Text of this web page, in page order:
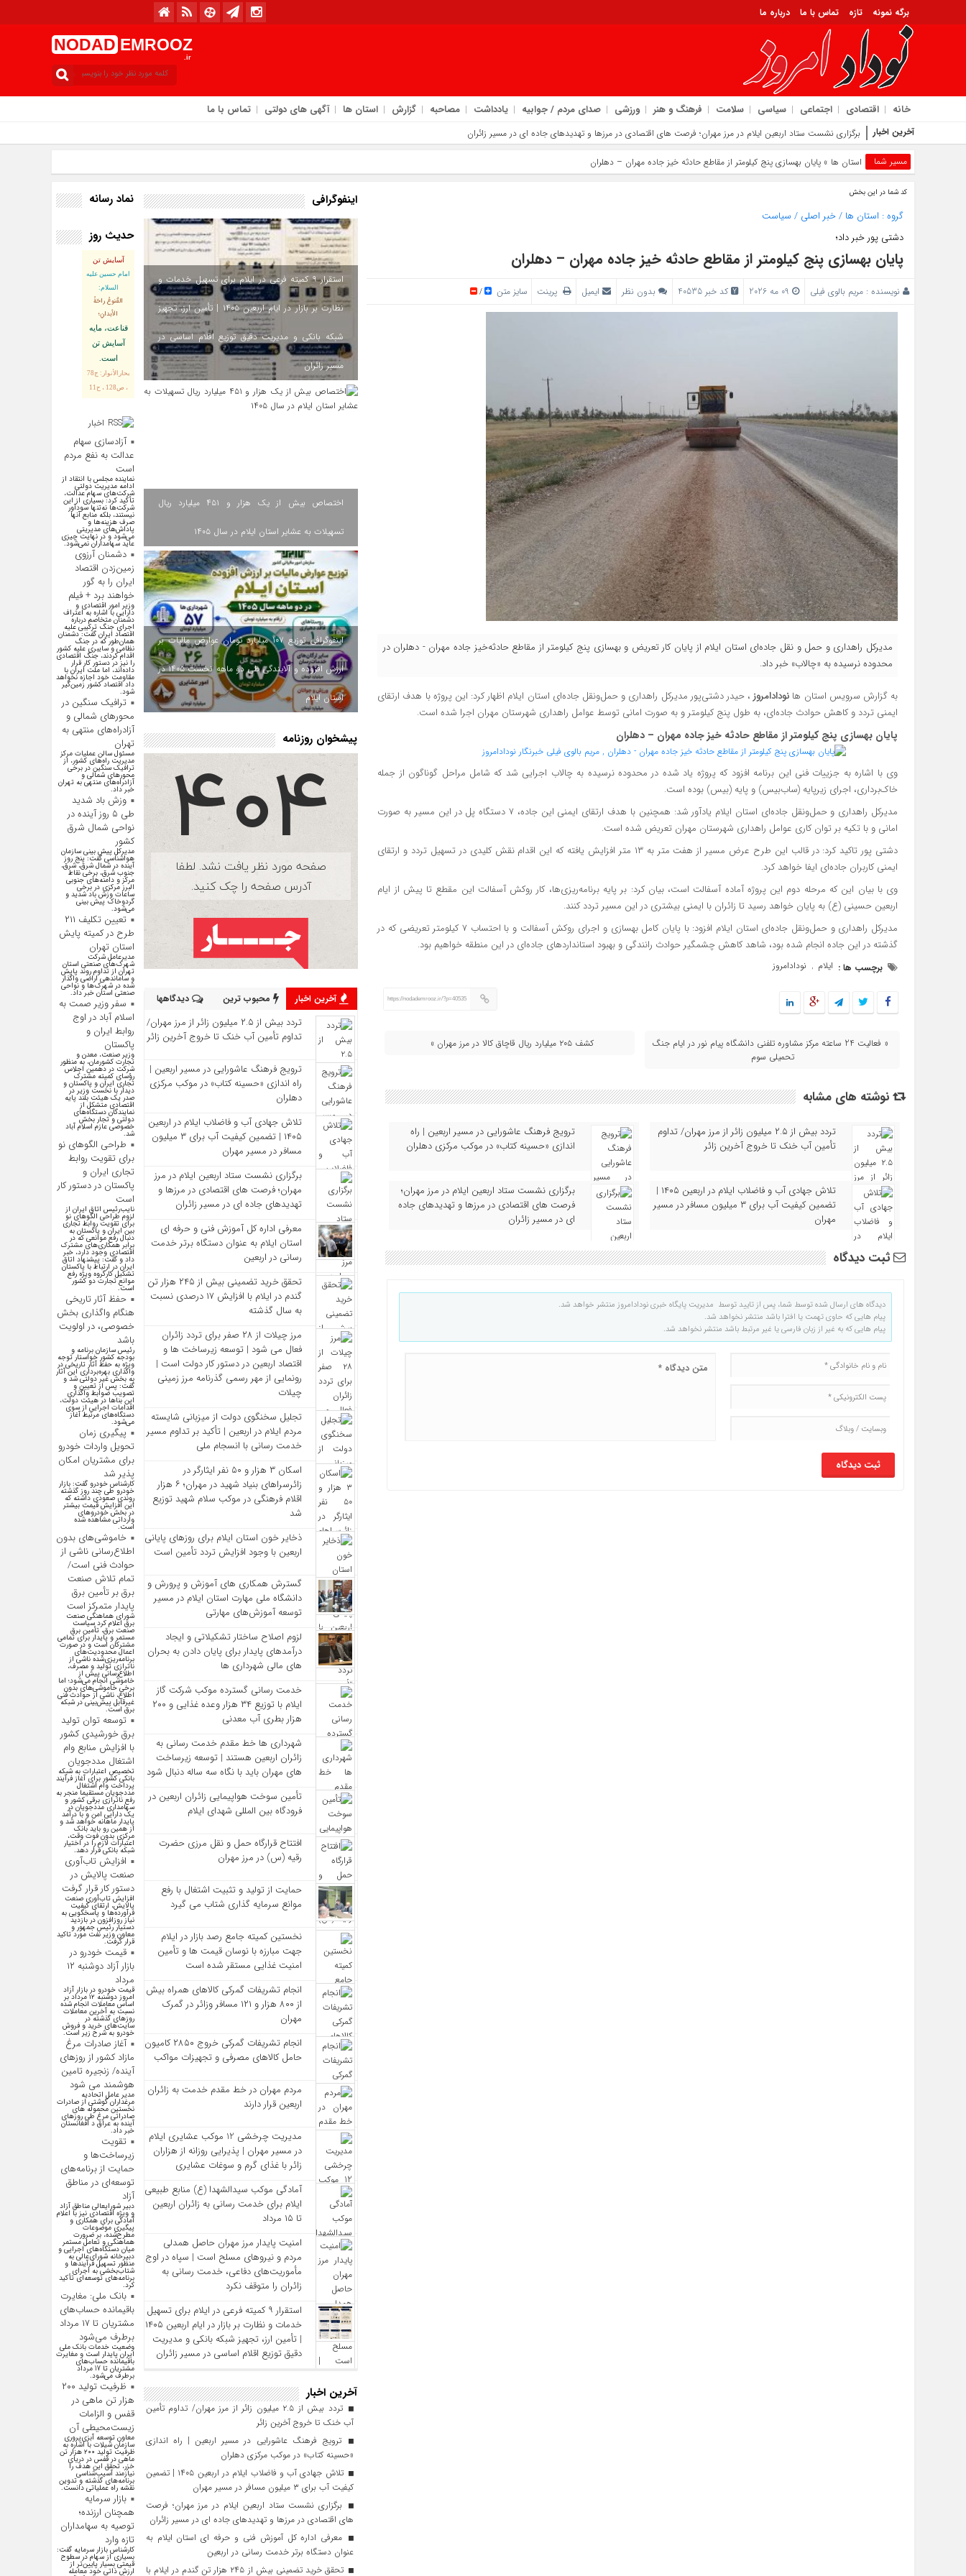
برگه نمونه تازه تماس با ما درباره ما
NODAD EMROOZ
.ir
خانه اقتصادی اجتماعی سیاسی سلامت فرهنگ و هنر ورزشی صدای مردم / جوابیه یادداشت مصاحبه گزارش استان ها آگهی های دولتی تماس با ما
آخرین اخبار معرفی اداره ک
مسیر شما استان ها » پایان بهسازی پنج کیلومتر از مقاطع حادثه‌ خیز جاده مهران – دهلران
کد شما در این بخش
گروه : استان ها /خبر اصلی / سیاست
دشتی پور خبر داد؛
پایان بهسازی پنج کیلومتر از مقاطع حادثه‌ خیز جاده مهران – دهلران
نویسنده : مریم بالوی فیلی کد خبر 40535 بدون نظر ایمیل پرینت سایز متن /
مدیرکل راهداری و حمل‌ و نقل جاده‌ای استان ایلام از پایان کار تعریض و بهسازی پنج کیلومتر از مقاطع حادثه‌خیز جاده مهران - دهلران در
محدوده نرسیده به «چالاب» خبر داد.
به گزارش سرویس استان ها نودادامروز، حیدر دشتی‌پور مدیرکل راهداری و حمل‌ونقل جاده‌ای استان ایلام اظهار کرد: این پروژه با هدف ارتقای
ایمنی تردد و کاهش حوادث جاده‌ای، به طول پنج کیلومتر و به صورت امانی توسط عوامل راهداری شهرستان مهران اجرا شده است.
پایان بهسازی پنج کیلومتر از مقاطع حادثه‌ خیز جاده مهران – دهلران
وی با اشاره به جزییات فنی این برنامه افزود که پروژه یاد شده در محدوده نرسیده به چالاب اجرایی شد که شامل مراحل گوناگون از جمله
خاک‌برداری، اجرای زیرپایه (ساب‌بیس) و پایه (بیس) بوده است.
مدیرکل راهداری و حمل‌ونقل جاده‌ای استان ایلام یادآور شد: همچنین با هدف ارتقای ایمنی این جاده، ۷ دستگاه پل در این مسیر به‌ صورت
امانی و با تکیه بر توان کاری عوامل راهداری شهرستان مهران تعریض شده است.
دشتی پور تاکید کرد: در قالب این طرح عرض مسیر از هفت متر به ۱۳ متر افزایش یافته که این اقدام نقش کلیدی در تسهیل تردد و ارتقای
ایمنی کاربران جاده‌ای ایفا خواهد کرد.
وی با بیان این که مرحله دوم این پروژه آماده آسفالت است، بیان کرد: بر پایه برنامه‌ریزی‌ها، کار روکش آسفالت این مقطع تا پیش از ایام
اربعین حسینی (ع) به پایان خواهد رسید تا زائران با ایمنی بیشتری در این مسیر تردد کنند.
مدیرکل راهداری و حمل‌ونقل جاده‌ای استان ایلام افزود: با پایان کامل بهسازی و اجرای روکش آسفالت و با احتساب ۷ کیلومتر تعریضی که در
گذشته در این جاده انجام شده بود، شاهد کاهش چشمگیر حوادث رانندگی و بهبود استانداردهای جاده‌ای در این منطقه خواهیم بود.
برچسب ها : ایلام , نودادامروز
https://nodademrooz.ir/?p=40535
« فعالیت 24 ساعته مرکز مشاوره تلفنی دانشگاه پیام نور در ایام جنگ
تحمیلی سوم
کشف ۲۰۵ میلیارد ریال قاچاق کالا در مرز مهران »
نوشته های مشابه
تردد بیش از ۲.۵ میلیون زائر از مرز مهران/ تداوم
تأمین آب خنک تا خروج آخرین زائر
ترویج فرهنگ عاشورایی در مسیر اربعین | راه‌
اندازی «حسینه کتاب» در موکب مرکزی دهلران
تلاش جهادی آب و فاضلاب ایلام در اربعین ۱۴۰۵ |
تضمین کیفیت آب برای ۳ میلیون مسافر در مسیر
مهران
برگزاری نشست ستاد اربعین ایلام در مرز مهران؛
فرصت‌ های اقتصادی در مرزها و تهدیدهای جاده‌
ای در مسیر زائران
ثبت دیدگاه
دیدگاه های ارسال شده توسط شما، پس از تایید توسط مدیریت پایگاه خبری نودادامروز منتشر خواهد شد.
پیام هایی که حاوی تهمت یا افترا باشد منتشر نخواهد شد.
پیام هایی که به غیر از زبان فارسی یا غیر مرتبط باشد منتشر نخواهد شد.
اینفوگرافی
استقرار ۹ کمیته فرعی در ایلام برای تسهیل خدمات و
نظارت بر بازار در ایام اربعین ۱۴۰۵ | تأمین ارز، تجهیز
شبکه بانکی و مدیریت دقیق توزیع اقلام اساسی در
مسیر زائران
اختصاص بیش از یک هزار و ۴۵۱ میلیارد ریال
تسهیلات به عشایر استان ایلام در سال ۱۴۰۵
اینفوگرافی توزیع ۱۰۷ میلیارد تومان عوارض مالیات بر
ارزش افزوده و آلایندگی طی دو ماهه نخست ۱۴۰۵ در
استان ایلام
پیشخوان روزنامه
آخرین اخبار محبوب ترین دیدگاهها
تردد بیش از ۲.۵ میلیون زائر از مرز مهران/
تداوم تأمین آب خنک تا خروج آخرین زائر
ترویج فرهنگ عاشورایی در مسیر اربعین |
راه‌ اندازی «حسینه کتاب» در موکب مرکزی
دهلران
تلاش جهادی آب و فاضلاب ایلام در اربعین
۱۴۰۵ | تضمین کیفیت آب برای ۳ میلیون
مسافر در مسیر مهران
برگزاری نشست ستاد اربعین ایلام در مرز
مهران؛ فرصت‌ های اقتصادی در مرزها و
تهدیدهای جاده‌ ای در مسیر زائران
معرفی اداره کل آموزش فنی و حرفه‌ ای
استان ایلام به‌ عنوان دستگاه برتر خدمت‌
رسانی در اربعین
تحقق خرید تضمینی بیش از ۲۴۵ هزار تن
گندم در ایلام با افزایش ۱۷ درصدی نسبت
به سال گذشته
مرز چیلات از ۲۸ صفر برای تردد زائران
فعال می‌ شود | توسعه زیرساخت‌ ها و
اقتصاد اربعین در دستور کار دولت است |
رونمایی از مهر رسمی گذرنامه مرز زمینی
چیلات
تجلیل سخنگوی دولت از میزبانی شایسته
مردم ایلام در اربعین | تأکید بر تداوم مسیر
خدمت‌ رسانی با انسجام ملی
اسکان ۳ هزار و ۵۰ نفر ایثارگر در
زائرسراهای بنیاد شهید در مهران؛ ۶ هزار
اقلام فرهنگی در موکب سلام شهید توزیع
شد
ذخایر خون استان ایلام برای روزهای پایانی
اربعین با وجود افزایش تردد تأمین است
گسترش همکاری‌ های آموزش و پرورش و
دانشگاه ملی مهارت استان ایلام در مسیر
توسعه آموزش‌های مهارتی
لزوم اصلاح ساختار تشکیلاتی و ایجاد
درآمدهای پایدار برای پایان دادن به بحران‌
های مالی شهرداری‌ ها
خدمت رسانی گسترده موکب شرکت گاز
ایلام با توزیع ۳۴ هزار وعده غذایی و ۲۰۰
هزار بطری آب معدنی
شهرداری‌ ها خط مقدم خدمت ‌رسانی به
زائران اربعین هستند | توسعه زیرساخت
‌های مهران باید با نگاه سه‌ ساله دنبال شود
تأمین سوخت هواپیمایی زائران اربعین در
فرودگاه بین المللی شهدای ایلام
افتتاح قرارگاه حمل‌ و نقل مرزی حضرت
رقیه (س) در مرز مهران
حمایت از تولید و تثبیت اشتغال با رفع
موانع سرمایه‌ گذاری شتاب می‌ گیرد
نخستین کمیته جامع رصد بازار در ایلام
جهت مبارزه با نوسان قیمت‌ ها و تأمین
امنیت غذایی مستقر شده است
انجام تشریفات گمرکی کالاهای همراه بیش
از ۸۰۰ هزار و ۱۲۱ مسافر وزائر در گمرک
مهران
انجام تشریفات گمرکی خروج ۲۸۵۰ کامیون
حامل کالاهای مصرفی و تجهیزات مواکب
مردم مهران در خط مقدم خدمت به زائران
اربعین قرار دارند
مدیریت چرخشی 12 موکب‌ عشایری ایلام
در مسیر مهران | پذیرایی روزانه از هزاران
زائر با غذای گرم و سوغات عشایری
آمادگی موکب سیدالشهدا (ع) منابع طبیعی
ایلام برای خدمت‌ رسانی به زائران اربعین
تا ۱۵ مرداد
امنیت پایدار مرز مهران حاصل همدلی
مردم و نیروهای مسلح است | سپاه در اوج
مأموریت‌های دفاعی، خدمت‌ رسانی به
زائران را متوقف نکرد
استقرار ۹ کمیته فرعی در ایلام برای تسهیل
خدمات و نظارت بر بازار در ایام اربعین ۱۴۰۵
| تأمین ارز، تجهیز شبکه بانکی و مدیریت
دقیق توزیع اقلام اساسی در مسیر زائران
آخرین اخبار
تردد بیش از ۲.۵ میلیون زائر از مرز مهران/ تداوم تأمین
آب خنک تا خروج آخرین زائر
ترویج فرهنگ عاشورایی در مسیر اربعین | راه‌ اندازی
«حسینه کتاب» در موکب مرکزی دهلران
تلاش جهادی آب و فاضلاب ایلام در اربعین ۱۴۰۵ | تضمین
کیفیت آب برای ۳ میلیون مسافر در مسیر مهران
برگزاری نشست ستاد اربعین ایلام در مرز مهران؛ فرصت‌
های اقتصادی در مرزها و تهدیدهای جاده‌ ای در مسیر زائران
معرفی اداره کل آموزش فنی و حرفه‌ ای استان ایلام به‌
عنوان دستگاه برتر خدمت‌ رسانی در اربعین
تحقق خرید تضمینی بیش از ۲۴۵ هزار تن گندم در ایلام با
نماد رسانه
حدیث روز
آسایش تن
امام حسین علیه
السلام:
القُنوعُ راحَةُ
الأبدانِ؛
قناعت، مايه
آسايش تن
است.
بحارالأنوار: ج78
، ص128 ، ح11
اخبار
اقتصادی
آزادسازی سهام
عدالت به نفع مردم
است
نماینده مجلس با انتقاد از
ادامه مدیریت دولتی
شرکت‌های سهام عدالت،
تأکید کرد: بسیاری از این
شرکت‌ها نه‌تنها سودآور
نیستند، بلکه منابع آنها
صرف هزینه‌ها و
پاداش‌های مدیریتی
می‌شود و در نهایت چیزی
عاید سهامداران نمی‌شود.
دشمنان آرزوی
زمین‌زدن اقتصاد
ایران را به گور
خواهند برد + فیلم
وزیر امور اقتصادی و
دارایی با اشاره به اعتراف
دشمنان متخاصم درباره
اجرای جنگ ترکیبی علیه
اقتصاد ایران گفت: دشمنان
همان‌طور که در جنگ
نظامی و سایبری علیه کشور
اقدام کردند، جنگ اقتصادی
را نیز در دستور کار قرار
داده‌اند، اما ملت ایران با
مقاومت خود اجازه نخواهد
داد اقتصاد کشور زمین‌گیر
شود.
ترافیک سنگین در
محورهای شمالی و
آزادراه‌های منتهی به
تهران
مسئول سالن عملیات مرکز
مدیریت راه‌های کشور، از
ترافیک سنگین در برخی
محور‌های شمالی و
آزادراه‌های منتهی به تهران
خبر داد.
وزش باد شدید
طی ۵ روز آینده در
نواحی شمال شرق
کشور
مدیرکل پیش بینی سازمان
هواشناسی گفت: پنج روز
آینده در شمال شرق، شرق،
جنوب شرق، برخی نقاط
مرکز و دامنه‌های جنوبی
البرز مرکزی در برخی
ساعات وزش باد شدید و
گردوخاک پیش بینی
می‌شود.
تعیین تکلیف ۲۱۱
طرح در کمیته پایش
استان تهران
مدیرعامل شرکت
شهرک‌های صنعتی استان
تهران از تداوم روند پایش
و ساماندهی اراضی واگذار
شده در شهرک‌ها و نواحی
صنعتی استان خبر داد.
سفر وزیر صمت به
اسلام آباد در اوج
روابط ایران و
پاکستان
وزیر صنعت، معدن و
تجارت کشورمان، به منظور
شرکت در دهمین اجلاس
رؤسای کمیته مشترک
تجاری ایران و پاکستان و
دیدار با نخست وزیر در
صدر یک هیئت بلند پایه
اقتصادی متشکل از
نمایندگان دستگاه‌های
دولتی و تجار بخش
خصوصی عازم اسلام آباد
شد.
طراحی الگوهای نو
برای تقویت روابط
تجاری ایران و
پاکستان در دستور کار
است
نایب‌رئیس اتاق ایران از
لزوم طراحی الگوهای نو
برای تقویت روابط تجاری
بین ایران و پاکستان به
دنبال رفع موانعی که در
برابر همکاری‌های مشترک
اقتصادی وجود دارد، خبر
داد و گفت: پیشنهاد اتاق
ایران در ارتباط با پاکستان
تشکیل کارگروه ویژه رفع
موانع تجارت دو کشور
است.
حفظ آثار تاریخی
هنگام واگذاری بخش
خصوصی، در اولویت
باشد
رئیس سازمان برنامه و
بودجه کشور خواستار توجه
ویژه به حفظ آثار تاریخی در
واگذاری بهره‌برداری این آثار
به بخش غیر دولتی شد و
گفت: پس از تعیین و
تصویب ضوابط واگذاری
این بنا‌ها در هیئت دولت،
اقدامات اجرایی از سوی
دستگاه‌های مرتبط آغاز
می‌شود.
پیگیری زمان
تحویل واردات خودرو
برای مشتریان امکان
پذیر شد
کارشناس خودرو گفت: بازار
خودرو طی چند روز گذشته
روندی صعودی داشته که
این افزایش قیمت بیشتر
در بخش خودرو‌های
وارداتی مشاهده شده
است.
خاموشی‌های بدون
اطلاع‌رسانی ناشی از
حوادث فنی است/
تمام تلاش صنعت
برق بر تأمین برق
پایدار متمرکز است
شورای هماهنگی صنعت
برق اعلام کرد سیاست
صنعت برق، تأمین برق
مستمر و پایدار برای تمامی
مشترکان است و در صورت
اعمال محدودیت‌های
برنامه‌ریزی‌شده ناشی از
ناترازی تولید و مصرف،
اطلاع‌رسانی پیش از
خاموشی انجام می‌شود؛ اما
برخی خاموشی‌های بدون
اطلاع، ناشی از حوادث فنی
غیرقابل پیش‌بینی در شبکه
برق است.
توسعه توان تولید
برق خورشیدی کشور
با افزایش منابع وام
اشتغال مددجویان
تخصیص اعتبارات به شبکه
بانکی کشور برای آغاز فرآیند
پرداخت وام اشتغال
مددجویان مستقیما منجر به
رفع ناترازی برقی کشور و
سهامداری مددجویان در
یک دارایی امن و با درآمد
پایدار ماهانه خواهد شد و
از همین رو باید بانک
مرکزی بدون فوت وقت،
اعتبارات لازم را در اختیار
شبکه بانکی قرار دهد.
افزایش تاب‌آوری
صنعت پالایش در
دستور کار قرار گرفت
افزایش تاب‌آوری صنعت
پالایش، ارتقای کیفیت
فرآورده‌ها و پاسخگویی به
نیاز روزافزون در بازدید
دستیار رئیس جمهور و
معاون وزیر نفت مورد تاکید
قرار گرفت.
قیمت خودرو در
بازار آزاد دوشنبه ۱۲
مرداد
قیمت خودرو در بازار آزاد
امروز دوشنبه ۱۲ مرداد بر
اساس معاملات انجام شده
نسبت به آخرین معاملات
روز‌های گذشته در
سایت‌های خرید و فروش
خودرو به شرح زیر است.
آغاز صادرات مرغ
مازاد کشور از روزهای
آینده/ زنجیره تامین
هوشمند می شود
مدیر عامل اتحادیه
مرغداران گوشتی از صادرات
نخستین محموله های
صادراتی مرغ طی روزهای
آینده به عراق د افغانستان
خبر داد.
تقویت
زیرساخت‌ها و
حمایت از برنامه‌های
توسعه‌ای در مناطق
آزاد
دبیر شورایعالی مناطق آزاد
و ویژه اقتصادی نیز با اعلام
آمادگی برای همکاری و
پیگیری موضوعات
مطرح‌شده، بر ضرورت
هماهنگی و تعامل مستمر
میان دستگاه‌های اجرایی و
دبیرخانه شورای‌عالی به
منظور تسهیل فرآیند‌ها و
شتاب‌بخشی به اجرای
برنامه‌های توسعه‌ای تأکید
کرد.
بانک ملی: مغایرت
باقیمانده حساب‌های
مشتریان تا ۱۷ مرداد
برطرف می‌شود
وضعیت خدمات بانک ملی
ایران پایدار است و مغایرت‌
باقیمانده حساب‌های
مشتریان تا 17 مرداد
برطرف می‌شود.
ظرفیت تولید ۲۰۰
هزار تن ماهی در
قفس و الزامات
زیست‌محیطی آن
معاون توسعه آبزی‌پروری
سازمان شیلات با اشاره به
ظرفیت تولید ۲۰۰ هزار تن
ماهی در قفس در دریای
خزر، تحقق این هدف را
نیازمند آسیب‌شناسی
برنامه‌های گذشته و تدوین
نقشه راه عملیاتی دانست.
بازار سرمایه
همچنان ارزنده؛
توصیه به سهامداران
تازه وارد
کارشناس بازار سرمایه گفت:
بسیاری از سهام در سطوح
قیمتی بسیار پایین‌تر از
ارزش ذاتی خود معامله